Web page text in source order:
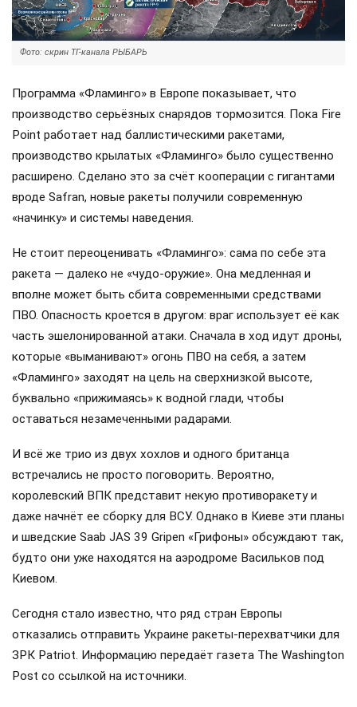
Фото: скрин ТГ-канала РЫБАРЬ
Программа «Фламинго» в Европе показывает, что
производство серьёзных снарядов тормозится. Пока Fire
Point работает над баллистическими ракетами,
производство крылатых «Фламинго» было существенно
расширено. Сделано это за счёт кооперации с гигантами
вроде Safran, новые ракеты получили современную
«начинку» и системы наведения.
Не стоит переоценивать «Фламинго»: сама по себе эта
ракета — далеко не «чудо-оружие». Она медленная и
вполне может быть сбита современными средствами
ПВО. Опасность кроется в другом: враг использует её как
часть эшелонированной атаки. Сначала в ход идут дроны,
которые «выманивают» огонь ПВО на себя, а затем
«Фламинго» заходят на цель на сверхнизкой высоте,
буквально «прижимаясь» к водной глади, чтобы
оставаться незамеченными радарами.
И всё же трио из двух хохлов и одного британца
встречались не просто поговорить. Вероятно,
королевский ВПК представит некую противоракету и
даже начнёт ее сборку для ВСУ. Однако в Киеве эти планы
и шведские Saab JAS 39 Gripen «Грифоны» обсуждают так,
будто они уже находятся на аэродроме Васильков под
Киевом.
Сегодня стало известно, что ряд стран Европы
отказались отправить Украине ракеты-перехватчики для
ЗРК Patriot. Информацию передаёт газета The Washington
Post со ссылкой на источники.